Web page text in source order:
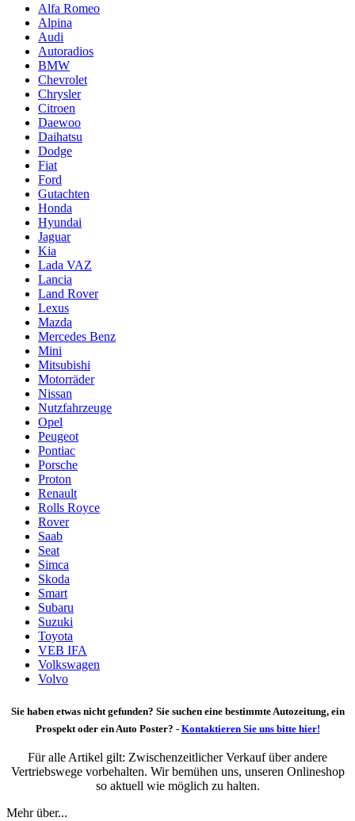
Alfa Romeo
Alpina
Audi
Autoradios
BMW
Chevrolet
Chrysler
Citroen
Daewoo
Daihatsu
Dodge
Fiat
Ford
Gutachten
Honda
Hyundai
Jaguar
Kia
Lada VAZ
Lancia
Land Rover
Lexus
Mazda
Mercedes Benz
Mini
Mitsubishi
Motorräder
Nissan
Nutzfahrzeuge
Opel
Peugeot
Pontiac
Porsche
Proton
Renault
Rolls Royce
Rover
Saab
Seat
Simca
Skoda
Smart
Subaru
Suzuki
Toyota
VEB IFA
Volkswagen
Volvo
Sie haben etwas nicht gefunden? Sie suchen eine bestimmte Autozeitung, ein
Prospekt oder ein Auto Poster? - Kontaktieren Sie uns bitte hier!
Für alle Artikel gilt: Zwischenzeitlicher Verkauf über andere
Vertriebswege vorbehalten. Wir bemühen uns, unseren Onlineshop
so aktuell wie möglich zu halten.
Mehr über...